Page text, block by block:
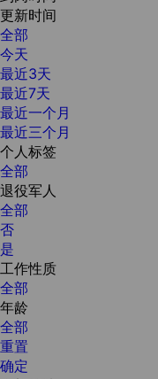
更新时间
全部
今天
最近3天
最近7天
最近一个月
最近三个月
个人标签
全部
退役军人
全部
否
是
工作性质
全部
年龄
全部
重置
确定